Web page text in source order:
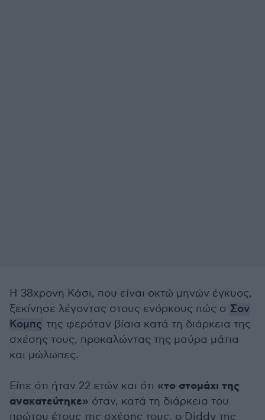
Η 38χρονη Κάσι, που είναι οκτώ μηνών έγκυος,
ξεκίνησε λέγοντας στους ενόρκους πώς ο Σον
Κομπς της φερόταν βίαια κατά τη διάρκεια της
σχέσης τους, προκαλώντας της μαύρα μάτια
και μώλωπες.
Είπε ότι ήταν 22 ετών και ότι «το στομάχι της
ανακατεύτηκε» όταν, κατά τη διάρκεια του
πρώτου έτους της σχέσης τους, ο Diddy της